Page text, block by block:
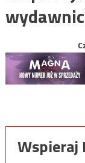
Wspieraj